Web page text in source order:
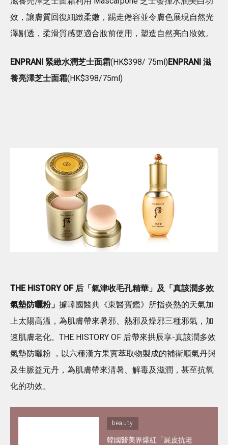
效，讓膚質回復細緻柔嫩，踢走倦容並令膚色展現自然光
澤剔透，柔滑質感更適合妝前使用，塑造自然亮白妝效。
ENPRANI 緊緻水潤芝士面霜(HK$398/ 75ml)ENPRANI 滋
養亮澤芝士面霜(HK$398/75ml)
THE HISTORY OF 后「氣津收毛孔精華」及「真該潤多效
氣墊防曬粉」 據韓國醫典《東醫寶鑑》所指炎熱的天氣加
上太陽高溫，為肌膚帶來暑邪、熱邪及燥邪三種邪氣，加
速肌膚老化。THE HISTORY OF 后帶來拱辰享-真該潤多效
氣墊防曬粉 ，以六種漢方果實萃取物製成的補衛順氣丹與
及生脈益元丹，為肌膚帶來淸暑、解毒及滋潤，甚至抗氧
化的功效。
beauty
韓國醫美界爆紅「屍皮抗老